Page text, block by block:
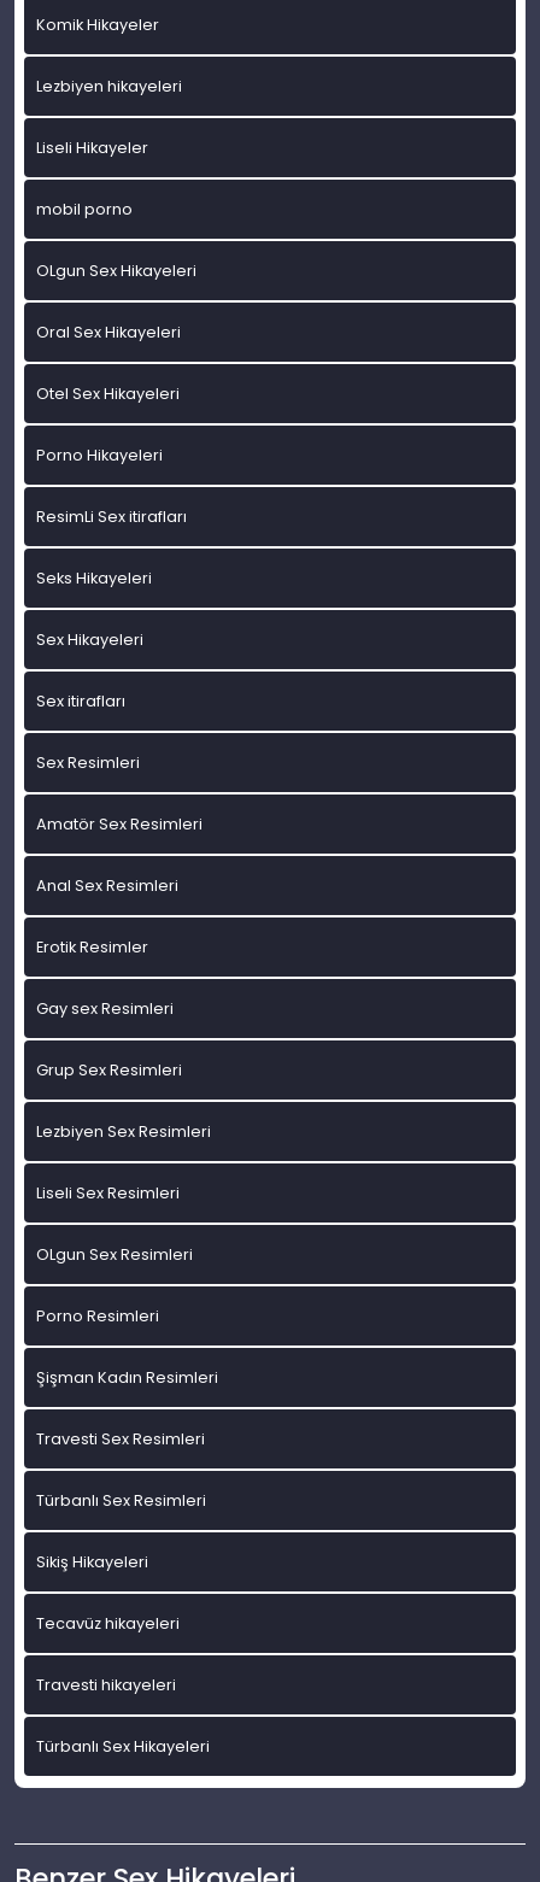
Komik Hikayeler
Lezbiyen hikayeleri
Liseli Hikayeler
mobil porno
OLgun Sex Hikayeleri
Oral Sex Hikayeleri
Otel Sex Hikayeleri
Porno Hikayeleri
ResimLi Sex itirafları
Seks Hikayeleri
Sex Hikayeleri
Sex itirafları
Sex Resimleri
Amatör Sex Resimleri
Anal Sex Resimleri
Erotik Resimler
Gay sex Resimleri
Grup Sex Resimleri
Lezbiyen Sex Resimleri
Liseli Sex Resimleri
OLgun Sex Resimleri
Porno Resimleri
Şişman Kadın Resimleri
Travesti Sex Resimleri
Türbanlı Sex Resimleri
Sikiş Hikayeleri
Tecavüz hikayeleri
Travesti hikayeleri
Türbanlı Sex Hikayeleri